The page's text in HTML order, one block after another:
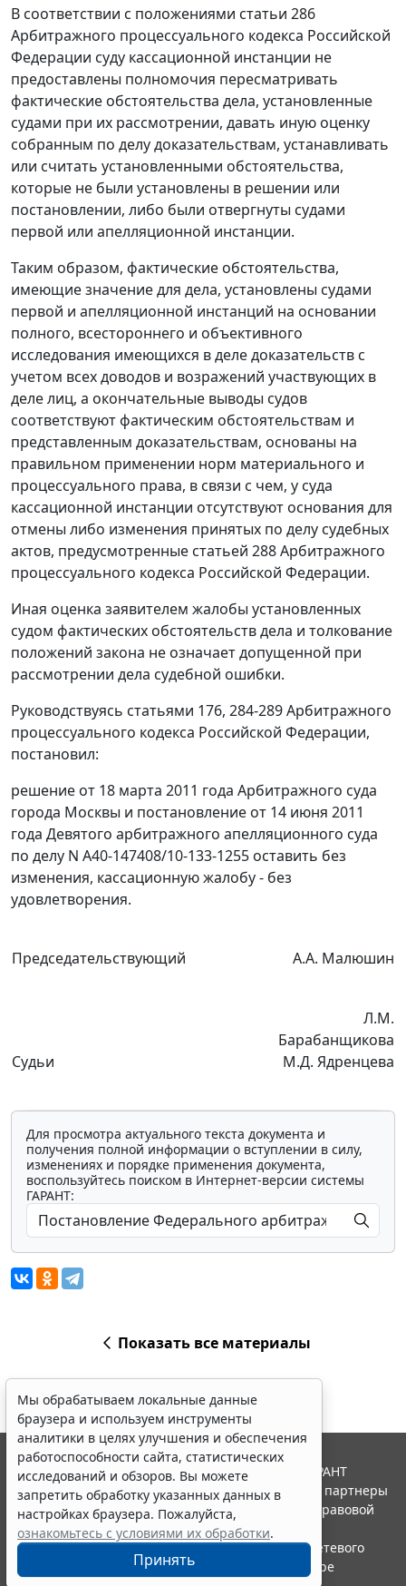
В соответствии с положениями статьи 286
Арбитражного процессуального кодекса Российской
Федерации суду кассационной инстанции не
предоставлены полномочия пересматривать
фактические обстоятельства дела, установленные
судами при их рассмотрении, давать иную оценку
собранным по делу доказательствам, устанавливать
или считать установленными обстоятельства,
которые не были установлены в решении или
постановлении, либо были отвергнуты судами
первой или апелляционной инстанции.
Таким образом, фактические обстоятельства,
имеющие значение для дела, установлены судами
первой и апелляционной инстанций на основании
полного, всестороннего и объективного
исследования имеющихся в деле доказательств с
учетом всех доводов и возражений участвующих в
деле лиц, а окончательные выводы судов
соответствуют фактическим обстоятельствам и
представленным доказательствам, основаны на
правильном применении норм материального и
процессуального права, в связи с чем, у суда
кассационной инстанции отсутствуют основания для
отмены либо изменения принятых по делу судебных
актов, предусмотренные статьей 288Арбитражного
процессуального кодекса Российской Федерации.
Иная оценка заявителем жалобы установленных
судом фактических обстоятельств дела и толкование
положений закона не означает допущенной при
рассмотрении дела судебной ошибки.
Руководствуясь статьями 176, 284-289Арбитражного
процессуального кодекса Российской Федерации,
постановил:
решение от 18 марта 2011 года Арбитражного суда
города Москвы и постановление от 14 июня 2011
года Девятого арбитражного апелляционного суда
по делу N А40-147408/10-133-1255 оставить без
изменения, кассационную жалобу - без
удовлетворения.
Председательствующий А.А. Малюшин
Судьи
Л.М.
Барабанщикова
М.Д. Ядренцева
Для просмотра актуального текста документа и
получения полной информации о вступлении в силу,
изменениях и порядке применения документа,
воспользуйтесь поиском в Интернет-версии системы
ГАРАНТ:
Показать все материалы
Мы обрабатываем локальные данные
браузера и используем инструменты
аналитики в целях улучшения и обеспечения
работоспособности сайта, статистических
исследований и обзоров. Вы можете
запретить обработку указанных данных в
настройках браузера. Пожалуйста,
ознакомьтесь с условиями их обработки.
Принять
© ООО "НПП "ГАРАНТ-СЕРВИС", 2026. Система ГАРАНТ
выпускается с 1990 года. Компания "Гарант" и ее партнеры
являются участниками Российской ассоциации правовой
информации ГАРАНТ.
Портал ГАРАНТ.РУ зарегистрирован в качестве сетевого
издания Федеральной службой по надзору в сфере